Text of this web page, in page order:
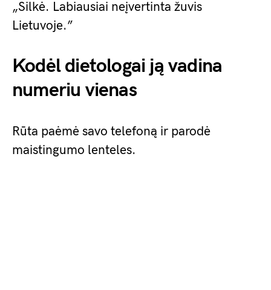
„Silkė. Labiausiai neįvertinta žuvis
Lietuvoje.”
Kodėl dietologai ją vadina
numeriu vienas
Rūta paėmė savo telefoną ir parodė
maistingumo lenteles.